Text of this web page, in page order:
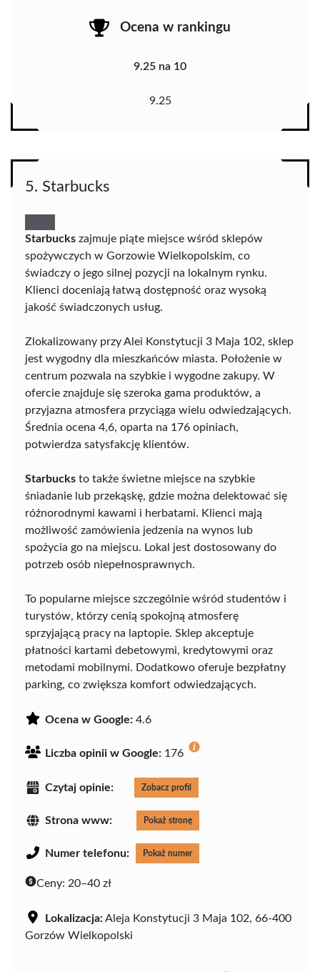
Ocena w rankingu
9.25 na 10
9.25
5. Starbucks
Starbucks zajmuje piąte miejsce wśród sklepów
spożywczych w Gorzowie Wielkopolskim, co
świadczy o jego silnej pozycji na lokalnym rynku.
Klienci doceniają łatwą dostępność oraz wysoką
jakość świadczonych usług.
Zlokalizowany przy Alei Konstytucji 3 Maja 102, sklep
jest wygodny dla mieszkańców miasta. Położenie w
centrum pozwala na szybkie i wygodne zakupy. W
ofercie znajduje się szeroka gama produktów, a
przyjazna atmosfera przyciąga wielu odwiedzających.
Średnia ocena 4,6, oparta na 176 opiniach,
potwierdza satysfakcję klientów.
Starbucks to także świetne miejsce na szybkie
śniadanie lub przekąskę, gdzie można delektować się
różnorodnymi kawami i herbatami. Klienci mają
możliwość zamówienia jedzenia na wynos lub
spożycia go na miejscu. Lokal jest dostosowany do
potrzeb osób niepełnosprawnych.
To popularne miejsce szczególnie wśród studentów i
turystów, którzy cenią spokojną atmosferę
sprzyjającą pracy na laptopie. Sklep akceptuje
płatności kartami debetowymi, kredytowymi oraz
metodami mobilnymi. Dodatkowo oferuje bezpłatny
parking, co zwiększa komfort odwiedzających.
Ocena w Google: 4.6
Liczba opinii w Google: 176
Czytaj opinie: Zobacz profil
Strona www: Pokaż stronę
Numer telefonu: Pokaż numer
Ceny: 20–40 zł
Lokalizacja:Aleja Konstytucji 3 Maja 102, 66-400
Gorzów Wielkopolski